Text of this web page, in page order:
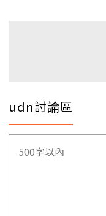
udn討論區